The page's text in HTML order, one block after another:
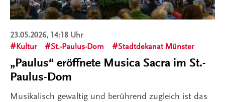
23.05.2026, 14:18 Uhr
Kultur
St.-Paulus-Dom Stadtdekanat Münster
„Paulus“ eröffnete Musica Sacra im St.-
Paulus-Dom
Musikalisch gewaltig und berührend zugleich ist das